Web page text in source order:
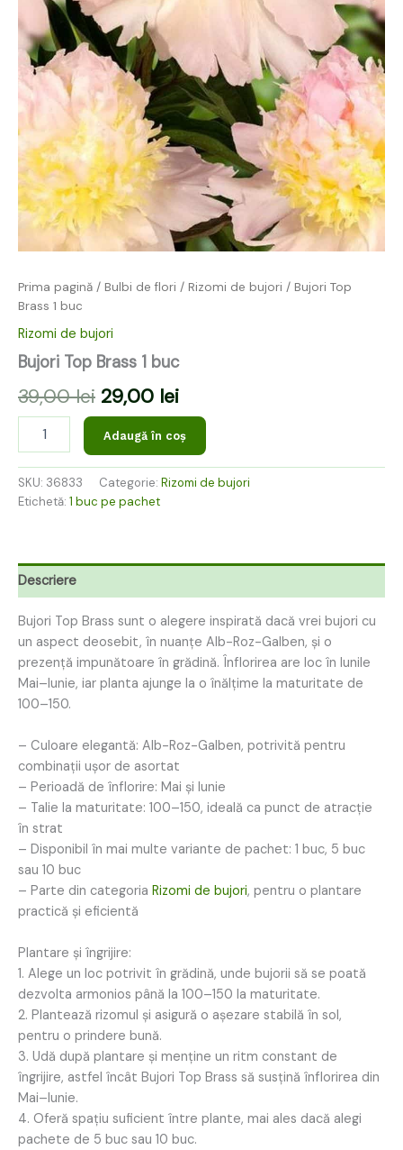
Prima pagină / Bulbi de flori / Rizomi de bujori / Bujori Top
Brass 1 buc
Rizomi de bujori
Bujori Top Brass 1 buc
39,00lei 29,00 lei
Adaugă în coș
SKU: 36833 Categorie: Rizomi de bujori
Etichetă: 1 buc pe pachet
Descriere
Bujori Top Brass sunt o alegere inspirată dacă vrei bujori cu
un aspect deosebit, în nuanțe Alb-Roz-Galben, și o
prezență impunătoare în grădină. Înflorirea are loc în lunile
Mai–Iunie, iar planta ajunge la o înălțime la maturitate de
100–150.
– Culoare elegantă: Alb-Roz-Galben, potrivită pentru
combinații ușor de asortat
– Perioadă de înflorire: Mai și Iunie
– Talie la maturitate: 100–150, ideală ca punct de atracție
în strat
– Disponibil în mai multe variante de pachet: 1 buc, 5 buc
sau 10 buc
– Parte din categoria Rizomi de bujori, pentru o plantare
practică și eficientă
Plantare și îngrijire:
1. Alege un loc potrivit în grădină, unde bujorii să se poată
dezvolta armonios până la 100–150 la maturitate.
2. Plantează rizomul și asigură o așezare stabilă în sol,
pentru o prindere bună.
3. Udă după plantare și menține un ritm constant de
îngrijire, astfel încât Bujori Top Brass să susțină înflorirea din
Mai–Iunie.
4. Oferă spațiu suficient între plante, mai ales dacă alegi
pachete de 5 buc sau 10 buc.